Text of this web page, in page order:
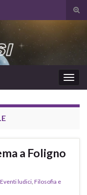
il
la
a Foligno
Eventi ludici, Filosofia e